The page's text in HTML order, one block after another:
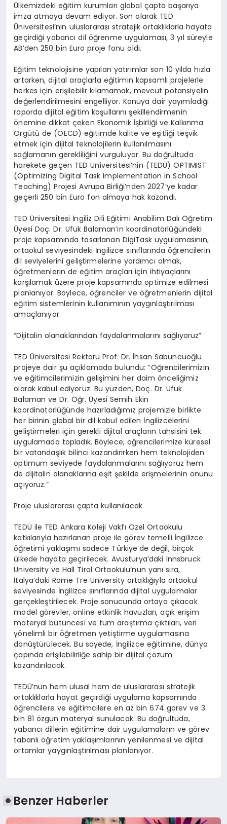
Ülkemizdeki eğitim kurumları global çapta başarıya
imza atmaya devam ediyor. Son olarak TED
Üniversitesi’nin uluslararası stratejik ortaklıklarla hayata
geçirdiği yabancı dil öğrenme uygulaması, 3 yıl süreyle
AB’den 250 bin Euro proje fonu aldı.
Eğitim teknolojisine yapılan yatırımlar son 10 yılda hızla
artarken, dijital araçlarla eğitimin kapsamlı projelerle
herkes için erişilebilir kılamamak, mevcut potansiyelin
değerlendirilmesini engelliyor. Konuya dair yayımladığı
raporda dijital eğitim koşullarını şekillendirmenin
önemine dikkat çeken Ekonomik İşbirliği ve Kalkınma
Örgütü de (OECD) eğitimde kalite ve eşitliği teşvik
etmek için dijital teknolojilerin kullanılmasını
sağlamanın gerekliliğini vurguluyor. Bu doğrultuda
harekete geçen TED Üniversitesi’nin (TEDÜ) OPTIMIST
(Optimizing Digital Task Implementation in School
Teaching) Projesi Avrupa Birliği’nden 2027’ye kadar
geçerli 250 bin Euro fon almaya hak kazandı.
TED Üniversitesi İngiliz Dili Eğitimi Anabilim Dalı Öğretim
Üyesi Doç. Dr. Ufuk Balaman’ın koordinatörlüğündeki
proje kapsamında tasarlanan DigiTask uygulamasının,
ortaokul seviyesindeki İngilizce sınıflarında öğrencilerin
dil seviyelerini geliştirmelerine yardımcı olmak,
öğretmenlerin de eğitim araçları için ihtiyaçlarını
karşılamak üzere proje kapsamında optimize edilmesi
planlanıyor. Böylece, öğrenciler ve öğretmenlerin dijital
eğitim sistemlerinin kullanımının yaygınlaştırılması
amaçlanıyor.
“Dijitalin olanaklarından faydalanmalarını sağlıyoruz”
TED Üniversitesi Rektörü Prof. Dr. İhsan Sabuncuoğlu
projeye dair şu açıklamada bulundu: “Öğrencilerimizin
ve eğitimcilerimizin gelişimini her daim önceliğimiz
olarak kabul ediyoruz. Bu yüzden, Doç. Dr. Ufuk
Balaman ve Dr. Öğr. Üyesi Semih Ekin
koordinatörlüğünde hazırladığımız projemizle birlikte
her birinin global bir dil kabul edilen İngilizcelerini
geliştirmeleri için gerekli dijital araçların tahsisini tek
uygulamada topladık. Böylece, öğrencilerimize küresel
bir vatandaşlık bilinci kazandırırken hem teknolojiden
optimum seviyede faydalanmalarını sağlıyoruz hem
de dijitalin olanaklarına eşit şekilde erişmelerinin önünü
açıyoruz.”
Proje uluslararası çapta kullanılacak
TEDÜ ile TED Ankara Koleji Vakfı Özel Ortaokulu
katkılarıyla hazırlanan proje ile görev temelli İngilizce
öğretimi yaklaşımı sadece Türkiye’de değil, birçok
ülkede hayata geçirilecek. Avusturya’daki Innsbruck
University ve Hall Tirol Ortaokulu’nun yanı sıra,
İtalya’daki Rome Tre University ortaklığıyla ortaokul
seviyesinde İngilizce sınıflarında dijital uygulamalar
gerçekleştirilecek. Proje sonucunda ortaya çıkacak
model görevler, online etkinlik havuzları, açık erişim
materyal bütüncesi ve tüm araştırma çıktıları, veri
yönelimli bir öğretmen yetiştirme uygulamasına
dönüştürülecek. Bu sayede, İngilizce eğitimine, dünya
çapında erişilebilirliğe sahip bir dijital çözüm
kazandırılacak.
TEDÜ’nün hem ulusal hem de uluslararası stratejik
ortaklıklarla hayat geçirdiği uygulama kapsamında
öğrencilere ve eğitimcilere en az bin 674 görev ve 3
bin 81 özgün materyal sunulacak. Bu doğrultuda,
yabancı dillerin eğitimine dair uygulamaların ve görev
tabanlı öğretim yaklaşımlarının yenilenmesi ve dijital
ortamlar yaygınlaştırılması planlanıyor.
Benzer Haberler